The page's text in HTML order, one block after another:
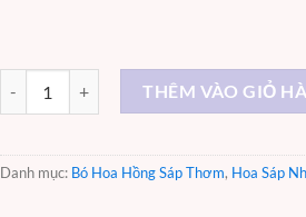
Bùa Yêu – ST059 số lượngTHÊM VÀO GIỎ
Danh mục: Bó Hoa Hồng Sáp Thơm, Hoa Sáp